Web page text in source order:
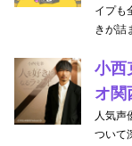
イプも
きが詰
小西
オ関
人気声
ついて